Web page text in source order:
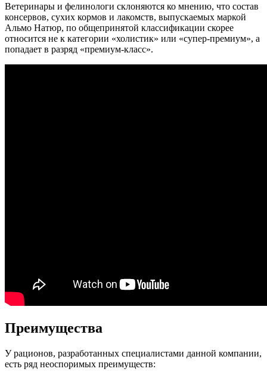
Ветеринары и фелинологи склоняются ко мнению, что состав
консервов, сухих кормов и лакомств, выпускаемых маркой
Альмо Натюр, по общепринятой классификации скорее
относится не к категории «холистик» или «супер-премиум», а
попадает в разряд «премиум-класс».
Преимущества
У рационов, разработанных специалистами данной компании,
есть ряд неоспоримых преимуществ: